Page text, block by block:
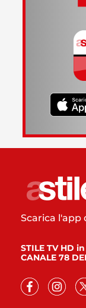
Scarica l'app
STILE TV HD
CANALE 78